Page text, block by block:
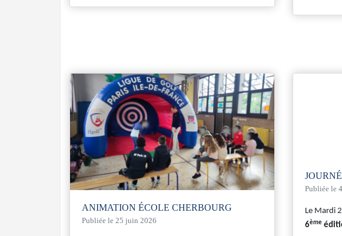
ANIMATION ÉCOLE CHERBOURG
Publiée le 25 juin 2026
Publiée le
Le Mardi
6ème